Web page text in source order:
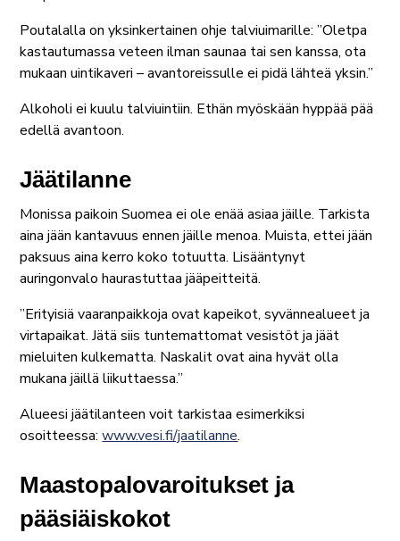
Poutalalla on yksinkertainen ohje talviuimarille: ”Oletpa
kastautumassa veteen ilman saunaa tai sen kanssa, ota
mukaan uintikaveri – avantoreissulle ei pidä lähteä yksin.”
Alkoholi ei kuulu talviuintiin. Ethän myöskään hyppää pää
edellä avantoon.
Jäätilanne
Monissa paikoin Suomea ei ole enää asiaa jäille. Tarkista
aina jään kantavuus ennen jäille menoa. Muista, ettei jään
paksuus aina kerro koko totuutta. Lisääntynyt
auringonvalo haurastuttaa jääpeitteitä.
”Erityisiä vaaranpaikkoja ovat kapeikot, syvännealueet ja
virtapaikat. Jätä siis tuntemattomat vesistöt ja jäät
mieluiten kulkematta. Naskalit ovat aina hyvät olla
mukana jäillä liikuttaessa.”
Alueesi jäätilanteen voit tarkistaa esimerkiksi
osoitteessa:www.vesi.fi/jaatilanne.
Maastopalovaroitukset ja
pääsiäiskokot